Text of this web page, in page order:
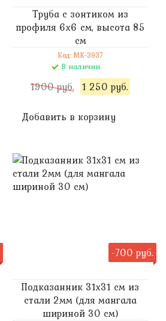
Труба с зонтиком из
профиля 6х6 см, высота 85
см
Код: MK-3937
В наличии
1900 руб. 1 250 руб.
Добавить в корзину
-700 руб.
Подказанник 31х31 см из
стали 2мм (для мангала
шириной 30 см)